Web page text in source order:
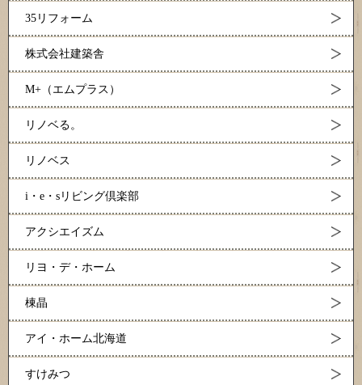
35リフォーム
株式会社建築舎
M+（エムプラス）
リノベる。
リノベス
i・e・sリビング倶楽部
アクシエイズム
リヨ・デ・ホーム
棟晶
アイ・ホーム北海道
すけみつ